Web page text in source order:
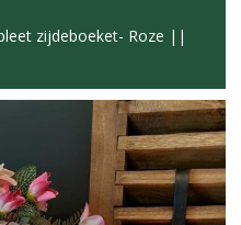
zijdeboeket- Roze ||